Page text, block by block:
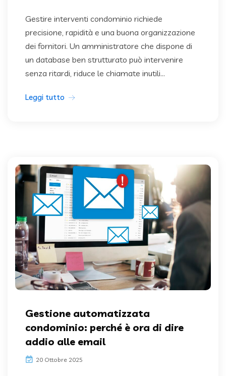
Gestire interventi condominio richiede
precisione, rapidità e una buona organizzazione
dei fornitori. Un amministratore che dispone di
un database ben strutturato può intervenire
senza ritardi, riduce le chiamate inutili...
Leggi tutto
Gestione automatizzata
condominio: perché è ora di dire
addio alle email
20 Ottobre 2025